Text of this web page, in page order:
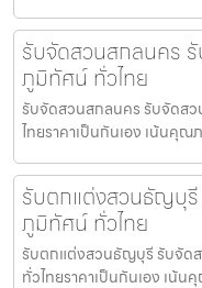
รับจัดสวนสกลนคร
ภูมิทัศน์ ทั่วไทย
รับจัดสวนสกลนคร รับจัดส
ไทยราคาเป็นกันเอง เน้นคุ
รับตกแต่งสวนธัญบุ
ภูมิทัศน์ ทั่วไทย
รับตกแต่งสวนธัญบุรี รับจัด
ทั่วไทยราคาเป็นกันเอง เน้